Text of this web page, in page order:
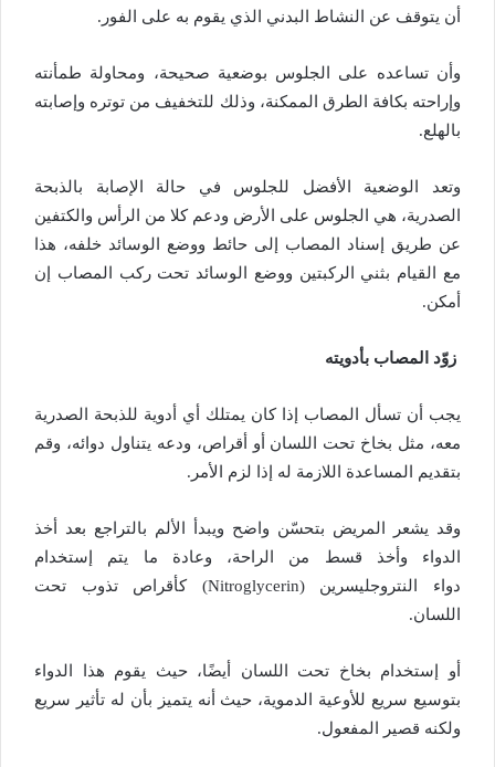
أن يتوقف عن النشاط البدني الذي يقوم به على الفور.
وأن تساعده على الجلوس بوضعية صحيحة، ومحاولة طمأنته
وإراحته بكافة الطرق الممكنة، وذلك للتخفيف من توتره وإصابته
بالهلع.
وتعد الوضعية الأفضل للجلوس في حالة الإصابة بالذبحة
الصدرية، هي الجلوس على الأرض ودعم كلا من الرأس والكتفين
عن طريق إسناد المصاب إلى حائط ووضع الوسائد خلفه، هذا
مع القيام بثني الركبتين ووضع الوسائد تحت ركب المصاب إن
أمكن.
زوّد المصاب بأدويته
يجب أن تسأل المصاب إذا كان يمتلك أي أدوية للذبحة الصدرية
معه، مثل بخاخ تحت اللسان أو أقراص، ودعه يتناول دوائه، وقم
بتقديم المساعدة اللازمة له إذا لزم الأمر.
وقد يشعر المريض بتحسّن واضح ويبدأ الألم بالتراجع بعد أخذ
الدواء وأخذ قسط من الراحة، وعادة ما يتم إستخدام
دواء النتروجليسرين (Nitroglycerin) كأقراص تذوب تحت
اللسان.
أو إستخدام بخاخ تحت اللسان أيضًا، حيث يقوم هذا الدواء
بتوسيع سريع للأوعية الدموية، حيث أنه يتميز بأن له تأثير سريع
ولكنه قصير المفعول.